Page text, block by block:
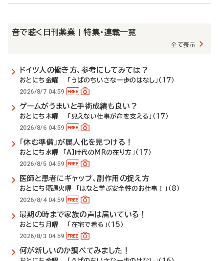
音で聴く日刊薬業 | 特集・連載一覧
全て表示
ドイツ人の働き方、参考にしてみては？
おとにち金曜 「うぱのちいさな一歩のはなし」（17）
2026/8/7 04:59
ゲームがうまいと手術成績も良い？
おとにち木曜 「見えない仕事が命を支える」（17）
2026/8/6 04:59
「休む準備」が属人化を見つける！
おとにち水曜 「AI時代のMRの在り方」（17）
2026/8/5 04:59
医師と患者にギャップ、副作用の捉え方
おとにち隔週火曜 「はなと学ぶ安全性のお仕事！」（8）
2026/8/4 04:59
最期の時まで家族の声は届いている！
おとにち月曜 「在宅で看る」（15）
2026/8/3 04:59
何が新しいのか調べてみました！